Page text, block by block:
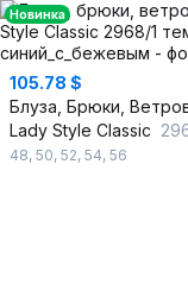
Новинка
105.78 $
Блуза, Брюки,
Lady Style Classic 2968/
48, 50, 52, 54, 56